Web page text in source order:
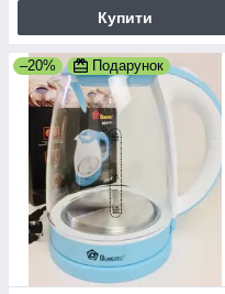
Купити
–20% Подарунок